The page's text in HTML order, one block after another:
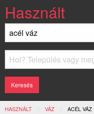
Használt
HASZNÁLT VÁZ JELENLEGI:
ACÉL VÁZ